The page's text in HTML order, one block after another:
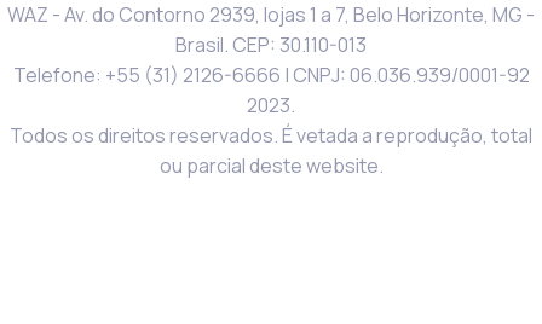
WAZ - Av. do Contorno 2939, lojas 1 a 7, Belo Horizonte, MG -
Brasil. CEP: 30.110-013
Telefone: +55 (31) 2126-6666 | CNPJ: 06.036.939/0001-92
2023.
Todos os direitos reservados. É vetada a reprodução, total
ou parcial deste website.